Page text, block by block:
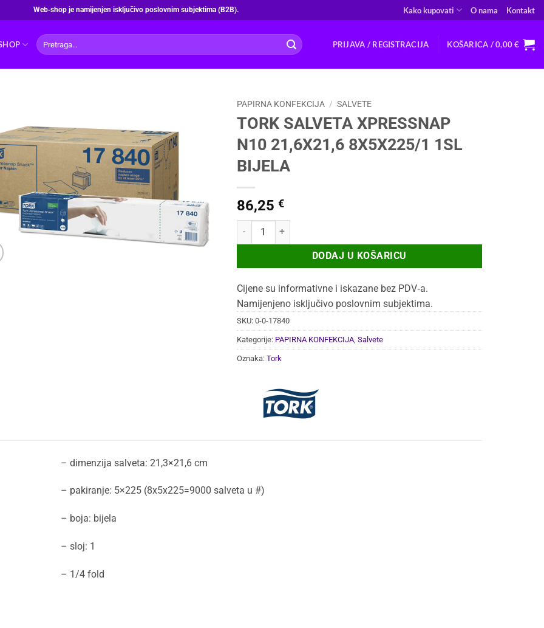
Web‑shop je namijenjen isključivo poslovnim subjektima (B2B). Kako kupovati O nama Kontakt
Pretraži:
PRIJAVA / REGISTRACIJA KOŠARICA /0,00€
PAPIRNA KONFEKCIJA / SALVETE
TORK SALVETA XPRESSNAP
N10 21,6X21,6 8X5X225/1 1SL
BIJELA
86,25 €
TORK SALVETA XPRESSNAP N10 21,6X21,6 8X5X225/1 1SL BIJELA količina
DODAJ U KOŠARICU
Cijene su informativne i iskazane bez PDV‑a.
Namijenjeno isključivo poslovnim subjektima.
SKU: 0-0-17840
Kategorije: PAPIRNA KONFEKCIJA, Salvete
Oznaka: Tork
– dimenzija salveta: 21,3×21,6 cm
– pakiranje: 5×225 (8x5x225=9000 salveta u #)
– boja: bijela
– sloj: 1
– 1/4 fold